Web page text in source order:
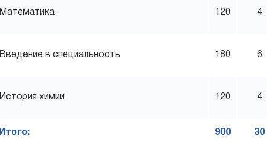
Математика 120 4
Введение в специальность 180 6
История химии 120 4
Итого: 900 30